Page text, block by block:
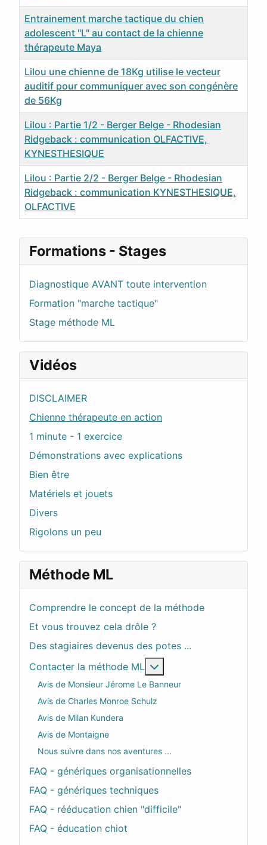
Formations - Stages
Diagnostique AVANT toute intervention
Formation "marche tactique"
Stage méthode ML
Vidéos
DISCLAIMER
Chienne thérapeute en action
1 minute - 1 exercice
Démonstrations avec explications
Bien être
Matériels et jouets
Divers
Rigolons un peu
Méthode ML
Comprendre le concept de la méthode
Et vous trouvez cela drôle ?
Des stagiaires devenus des potes ...
Contacter la méthode ML
Avis de Monsieur Jérome Le Banneur
Avis de Charles Monroe Schulz
Avis de Milan Kundera
Avis de Montaigne
Nous suivre dans nos aventures ...
FAQ - génériques organisationnelles
FAQ - génériques techniques
FAQ - rééducation chien "difficile"
FAQ - éducation chiot
Entrainement marche tactique du chien
adolescent "L" au contact de la chienne
thérapeute Maya
Lilou une chienne de 18Kg utilise le vecteur
auditif pour communiquer avec son congénère
de 56Kg
Lilou : Partie 1/2 - Berger Belge - Rhodesian
Ridgeback : communication OLFACTIVE,
KYNESTHESIQUE
Lilou : Partie 2/2 - Berger Belge - Rhodesian
Ridgeback : communication KYNESTHESIQUE,
OLFACTIVE